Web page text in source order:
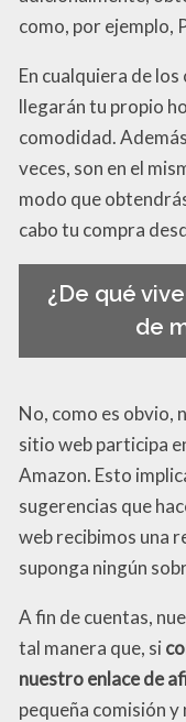
como, por ejemplo,
En cualquiera de
llegarán tu propio
comodidad.
veces, son en el
modo que
cabo tu compra
¿De qué
de
No, como es obvio,
sitio web participa
Amazon. Esto
sugerencias que
web recibimos una
suponga ningún
A fin de cuentas,
tal manera que, si
nuestro enlace de
pequeña comisión